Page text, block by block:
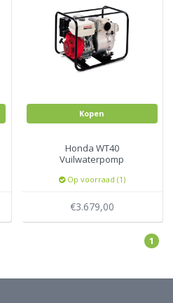
Kopen
Honda WT40
Vuilwaterpomp
Op voorraad (1)
€3.679,00
1